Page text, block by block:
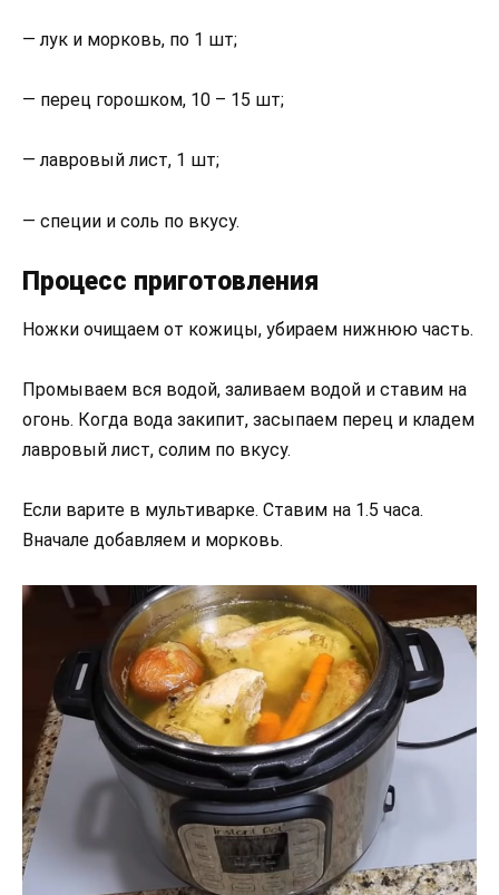
— лук и морковь, по 1 шт;
— перец горошком, 10 – 15 шт;
— лавровый лист, 1 шт;
— специи и соль по вкусу.
Процесс приготовления
Ножки очищаем от кожицы, убираем нижнюю часть.
Промываем вся водой, заливаем водой и ставим на
огонь. Когда вода закипит, засыпаем перец и кладем
лавровый лист, солим по вкусу.
Если варите в мультиварке. Ставим на 1.5 часа.
Вначале добавляем и морковь.